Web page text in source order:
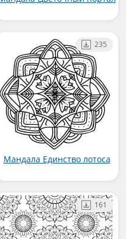
Мандала Единство лотоса
235
161